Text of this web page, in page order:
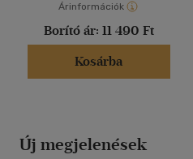
Árinformációk
Borító ár: 11 490 Ft
Kosárba
Új megjelenések